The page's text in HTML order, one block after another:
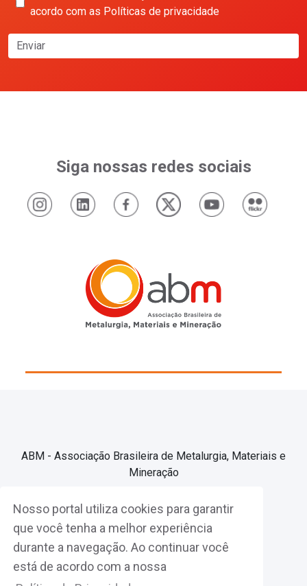
Nosso portal utiliza cookies para garantir
que você tenha a melhor experiência
durante a navegação. Ao continuar você
está de acordo com a nossa
acordo com as Políticas de privacidade
Enviar
Siga nossas redes sociais
ABM - Associação Brasileira de Metalurgia, Materiais e
Mineração
Associe-se
Fazer Login